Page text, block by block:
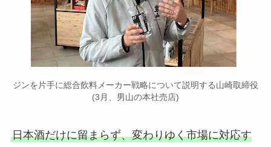
ジンを片手に総合飲料メーカー戦略について説明する山崎取締役
(3月、男山の本社売店)
日本酒だけに留まらず、変わりゆく市場に対応す